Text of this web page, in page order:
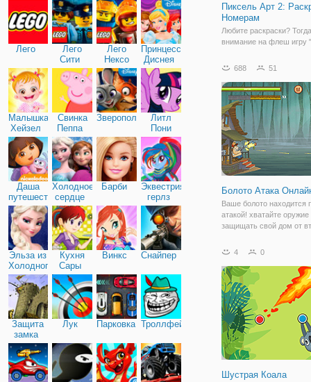
Лего
Лего
Сити
Лего
Нексо
Найтс
Принцессы
Диснея
Малышка
Хейзел
Свинка
Пеппа
Зверополис
Литл
Пони
Дружба
Даша
путешественница
Холодное
сердце
Барби
Эквестрия
герлз
Эльза из
Холодного
сердца
Кухня
Сары
Винкс Снайпер
Защита
замка
Лук Парковка Троллфейс
Пиксель Арт 2:
Номерам
Любите раскраски?
внимание на флеш игру
которая наверняка вам
раскраска разработана в
пиксельном стиле, что
прохождение более
688 51
Болото Атака
Ваше болото находится
атакой! хватайте оружие
защищать свой дом от
- стиле монстров,
придумать стратегию!
оружия бить
4 0
Шустрая Коала